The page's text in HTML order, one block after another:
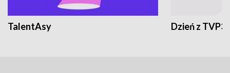
TalentAsy Dzień z TVP3